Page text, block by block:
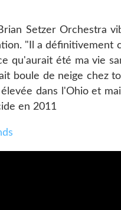
Setzer Orchestra
"Il a définitivement
qu'aurait été ma vie
boule de neige chez
dans l'Ohio et
en 2011